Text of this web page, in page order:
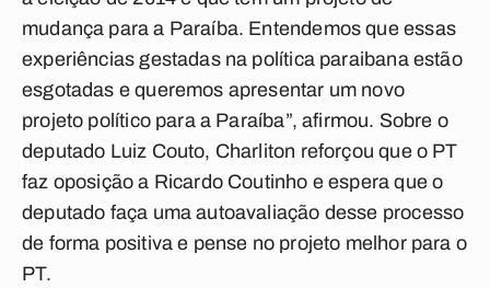
mudança para a Paraíba. Entendemos que essas
experiências gestadas na política paraibana estão
esgotadas e queremos apresentar um novo
projeto político para a Paraíba”, afirmou. Sobre o
deputado Luiz Couto, Charliton reforçou que o PT
faz oposição a Ricardo Coutinho e espera que o
deputado faça uma autoavaliação desse processo
de forma positiva e pense no projeto melhor para o
PT.